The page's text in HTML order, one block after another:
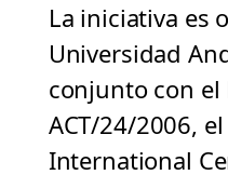
La iniciativa es
Universidad
conjunto con el
ACT/24/2006,
International